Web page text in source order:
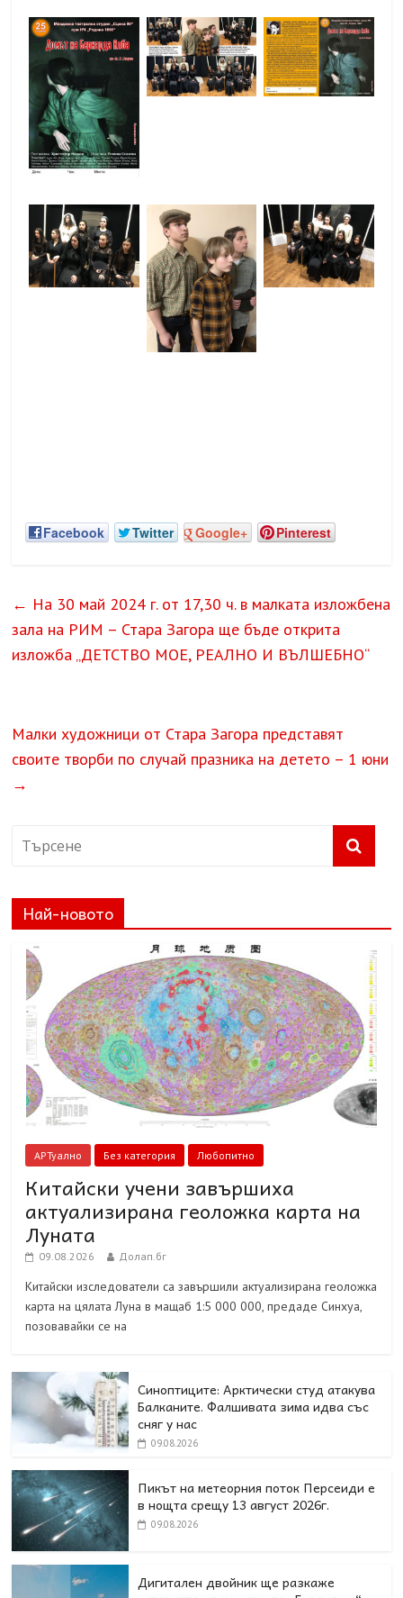
Facebook Twitter Google+ Pinterest
← На 30 май 2024 г. от 17,30 ч. в малката изложбена
зала на РИМ – Стара Загора ще бъде открита
изложба „ДЕТСТВО МОЕ, РЕАЛНО И ВЪЛШЕБНО“
Малки художници от Стара Загора представят
своите творби по случай празника на детето – 1 юни
→
Най-новото
АРТуално Без категория Любопитно
Китайски учени завършиха
актуализирана геоложка карта на
Луната
09.08.2026 Долап.бг
Китайски изследователи са завършили актуализирана геоложка
карта на цялата Луна в мащаб 1:5 000 000, предаде Синхуа,
позовавайки се на
Синоптиците: Арктически студ атакува
Балканите. Фалшивата зима идва със
сняг у нас
09.08.2026
Пикът на метеорния поток Персеиди е
в нощта срещу 13 август 2026г.
09.08.2026
Дигитален двойник ще разкаже